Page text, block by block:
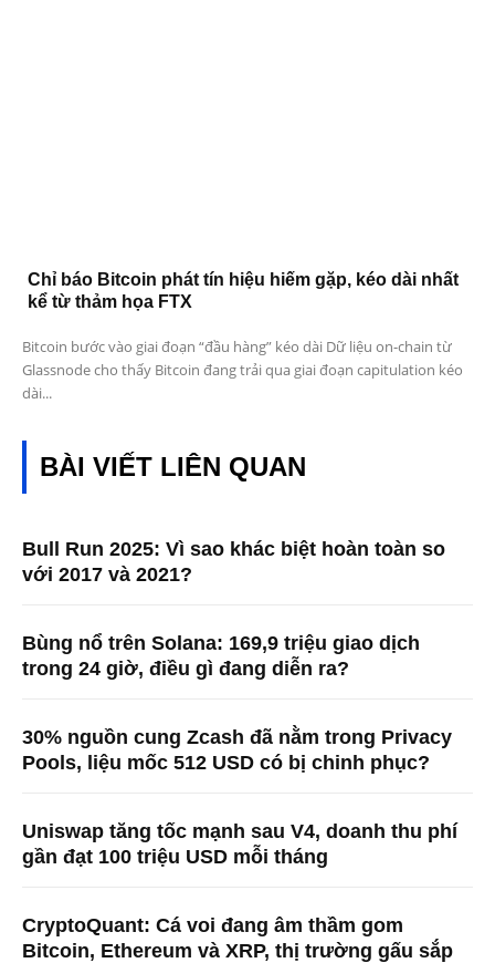
Chỉ báo Bitcoin phát tín hiệu hiếm gặp, kéo dài nhất
kể từ thảm họa FTX
Bitcoin bước vào giai đoạn “đầu hàng” kéo dài Dữ liệu on-chain từ
Glassnode cho thấy Bitcoin đang trải qua giai đoạn capitulation kéo
dài...
BÀI VIẾT LIÊN QUAN
Bull Run 2025: Vì sao khác biệt hoàn toàn so
với 2017 và 2021?
Bùng nổ trên Solana: 169,9 triệu giao dịch
trong 24 giờ, điều gì đang diễn ra?
30% nguồn cung Zcash đã nằm trong Privacy
Pools, liệu mốc 512 USD có bị chinh phục?
Uniswap tăng tốc mạnh sau V4, doanh thu phí
gần đạt 100 triệu USD mỗi tháng
CryptoQuant: Cá voi đang âm thầm gom
Bitcoin, Ethereum và XRP, thị trường gấu sắp